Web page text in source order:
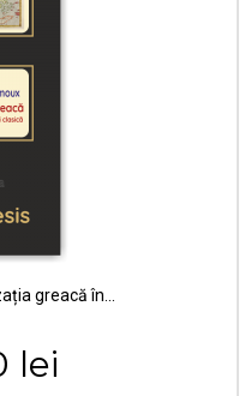
greacă în...
lei